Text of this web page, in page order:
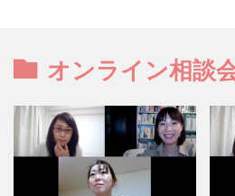
オンライン相談